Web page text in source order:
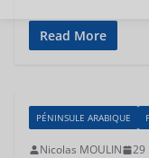
Read More
PÉNINSULE ARABIQUE
Nicolas MOULIN 29